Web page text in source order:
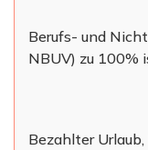
Berufs- und
NBUV) zu 100%
Bezahlter